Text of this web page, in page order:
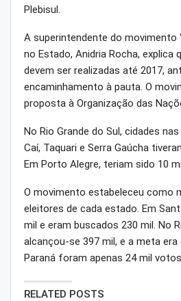
Plebisul.
A superintendente do movimento
no Estado, Anidria Rocha, explica
devem ser realizadas até 2017,
encaminhamento à pauta. O
proposta à Organização das
No Rio Grande do Sul, cidades
Caí, Taquari e Serra Gaúcha
Em Porto Alegre, teriam sido 10
O movimento estabeleceu como
eleitores de cada estado. Em
mil e eram buscados 230 mil. No
alcançou-se 397 mil, e a meta era
Paraná foram apenas 24 mil
RELATED POSTS